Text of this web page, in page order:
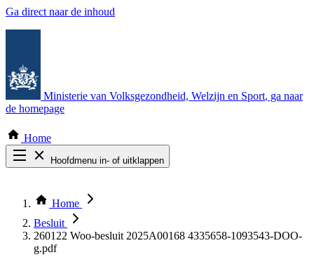
Ga direct naar de inhoud
Ministerie van Volksgezondheid, Welzijn en Sport, ga naar
de homepage
Home
Hoofdmenu in- of uitklappen
Thema COVID-19
Bekijk per bestuursorgaan
Home
Besluit
260122 Woo-besluit 2025A00168 4335658-1093543-DOO-
g.pdf